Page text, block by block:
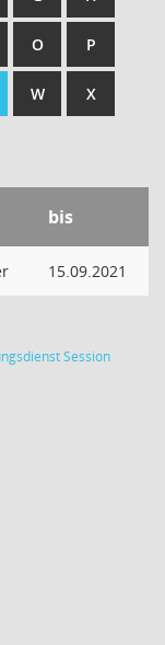
O P
W X
bis
15.09.2021
Session(Wird in